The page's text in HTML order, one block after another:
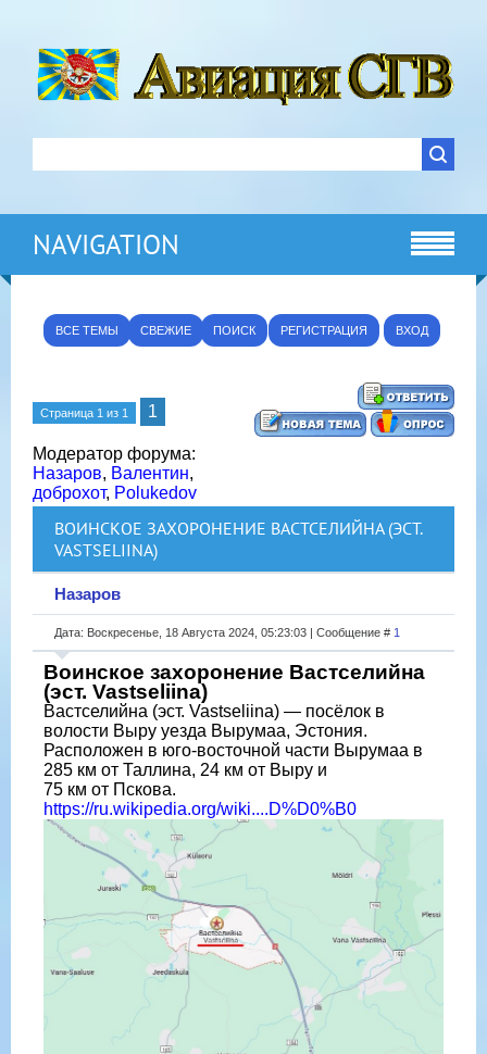
NAVIGATION
ВСЕ ТЕМЫ СВЕЖИЕ ПОИСК РЕГИСТРАЦИЯ ВХОД
Страница 1 из 1 1
Модератор форума:
Назаров, Валентин,
доброхот, Polukedov
ВОИНСКОЕ ЗАХОРОНЕНИЕ ВАСТСЕЛИЙНА (ЭСТ.
VASTSELIINA)
Назаров
Дата: Воскресенье, 18 Августа 2024, 05:23:03 | Сообщение # 1
Воинское захоронение Вастселийна
(эст. Vastseliina)
Вастселийна (эст. Vastseliina) — посёлок в
волости Выру уезда Вырумаа, Эстония.
Расположен в юго-восточной части Вырумаа в
285 км от Таллина, 24 км от Выру и
75 км от Пскова.
https://ru.wikipedia.org/wiki....D%D0%B0